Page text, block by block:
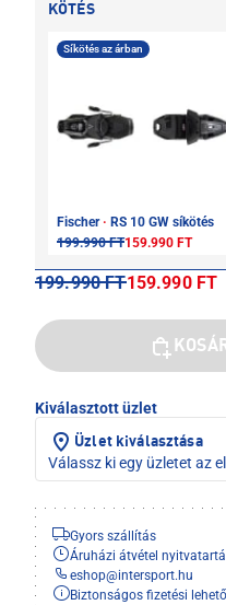
KÖTÉS
Síkötés az árban
Fischer · RS 10 GW síkötés
199.990 FT159.990 FT
199.990 FT159.990 FT
Kiválasztott üzlet
Üzlet kiválasztása
Válassz ki egy üzletet az
Gyors szállítás
Áruházi átvétel
eshop@intersport.hu
Biztonságos fizetési